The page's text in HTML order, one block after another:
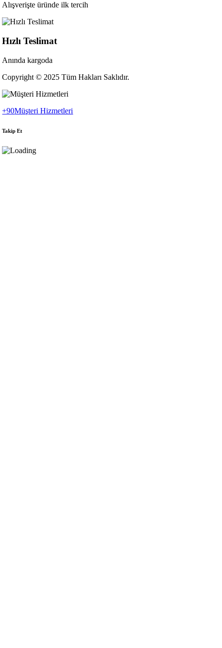
Alışverişte üründe ilk tercih
Hızlı Teslimat
Anında kargoda
Copyright © 2025 Tüm Hakları Saklıdır.
+90Müşteri Hizmetleri
Takip Et